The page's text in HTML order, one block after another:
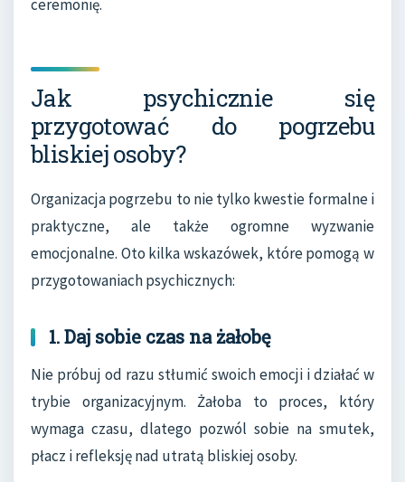
ceremonię.
Jak psychicznie się
przygotować do pogrzebu
bliskiej osoby?
Organizacja pogrzebu to nie tylko kwestie formalne i
praktyczne, ale także ogromne wyzwanie
emocjonalne. Oto kilka wskazówek, które pomogą w
przygotowaniach psychicznych:
1. Daj sobie czas na żałobę
Nie próbuj od razu stłumić swoich emocji i działać w
trybie organizacyjnym. Żałoba to proces, który
wymaga czasu, dlatego pozwól sobie na smutek,
płacz i refleksję nad utratą bliskiej osoby.